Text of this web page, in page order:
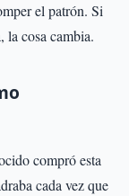
el patrón. Si
la cosa cambia.
compró esta
cada vez que